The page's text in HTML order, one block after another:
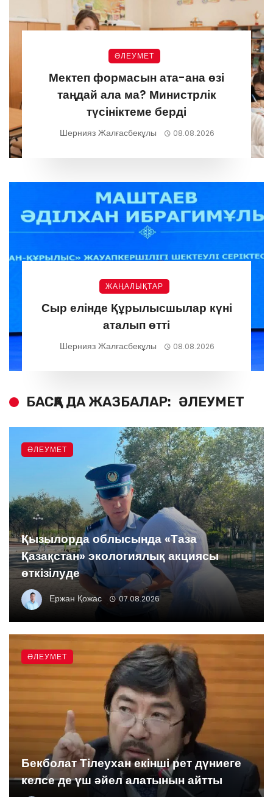
ӘЛЕУМЕТ
Мектеп формасын ата-ана өзі
таңдай ала ма? Министрлік
түсініктеме берді
Шернияз Жалғасбекұлы 08.08.2026
ЖАҢАЛЫҚТАР
Сыр елінде Құрылысшылар күні
аталып өтті
Шернияз Жалғасбекұлы 08.08.2026
БАСҚА ДА ЖАЗБАЛАР: ӘЛЕУМЕТ
Қызылорда облысында «Таза
Қазақстан» экологиялық акциясы
өткізілуде
Ержан Қожас 07.08.2026
ӘЛЕУМЕТ
Бекболат Тілеухан екінші рет дүниеге
келсе де үш әйел алатынын айтты
ӘЛЕУМЕТ